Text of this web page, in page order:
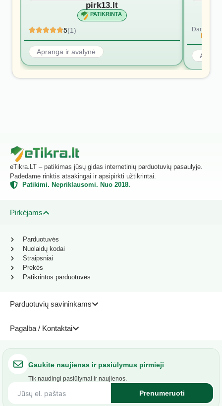
pirk13.lt
PATIKRINTA
5(1)
Apranga ir avalynė
Dar nėra
eTikra.LT – patikimas jūsų gidas internetinių parduotuvių pasaulyje.
Padedame rinktis atsakingai ir apsipirkti užtikrintai.
Patikimi. Nepriklausomi. Nuo 2018.
Pirkėjams
Parduotuvių savininkams
Pagalba / Kontaktai
Parduotuvės
Nuolaidų kodai
Straipsniai
Prekės
Patikrintos parduotuvės
Gaukite naujienas ir pasiūlymus pirmieji
Tik naudingi pasiūlymai ir naujienos.
Prenumeruoti